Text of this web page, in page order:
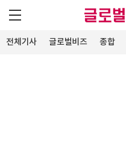
전체기사 글로벌비즈 종합